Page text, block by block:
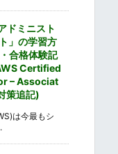
ドミニスト
」の学習方
合格体験記
Certified
– Associat
策追記)
は今最もシ